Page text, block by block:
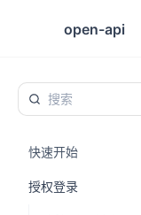
open-api
快速开始
授权登录